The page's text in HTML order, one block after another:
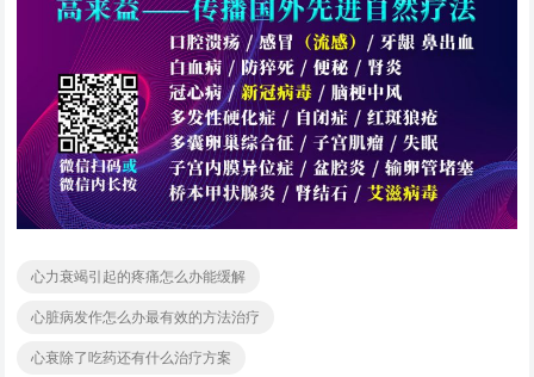
心力衰竭引起的疼痛怎么办能缓解
心脏病发作怎么办最有效的方法治疗
心衰除了吃药还有什么治疗方案